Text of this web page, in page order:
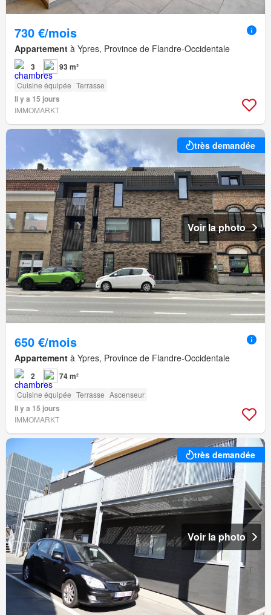
730 €/mois
Appartement à Ypres, Province de Flandre-Occidentale
3 93 m²
Cuisine équipée Terrasse
Il y a 15 jours
IMMOMARKT
très demandée
Voir la photo
650 €/mois
Appartement à Ypres, Province de Flandre-Occidentale
2 74 m²
Cuisine équipée Terrasse Ascenseur
Il y a 15 jours
IMMOMARKT
très demandée
Voir la photo